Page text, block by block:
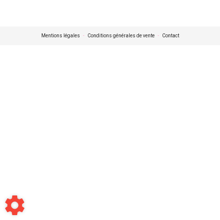
Mentions légales - Conditions générales de vente - Contact